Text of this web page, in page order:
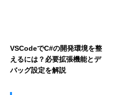
VSCodeでC#の開発環境を整
えるには？必要拡張機能とデ
バッグ設定を解説